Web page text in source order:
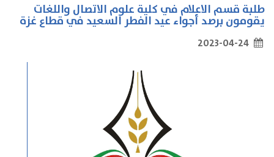
طلبة قسم الاعلام في كلية علوم الاتصال واللغات
يقومون برصد أجواء عيد الفطر السعيد في قطاع غزة
2023-04-24